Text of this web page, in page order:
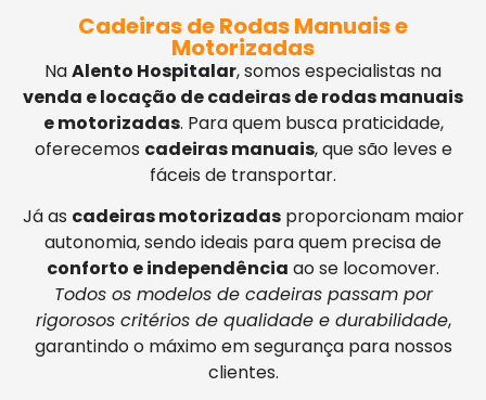
Cadeiras de Rodas Manuais e
Motorizadas
NaAlento Hospitalar, somos especialistas na
venda e locação de cadeiras de rodas manuais
e motorizadas. Para quem busca praticidade,
oferecemos cadeiras manuais, que são leves e
fáceis de transportar.
Já as cadeiras motorizadasproporcionam maior
autonomia, sendo ideais para quem precisa de
conforto e independência ao se locomover.
Todos os modelos de cadeiras passam por
rigorosos critérios de qualidade e durabilidade,
garantindo o máximo em segurança para nossos
clientes.